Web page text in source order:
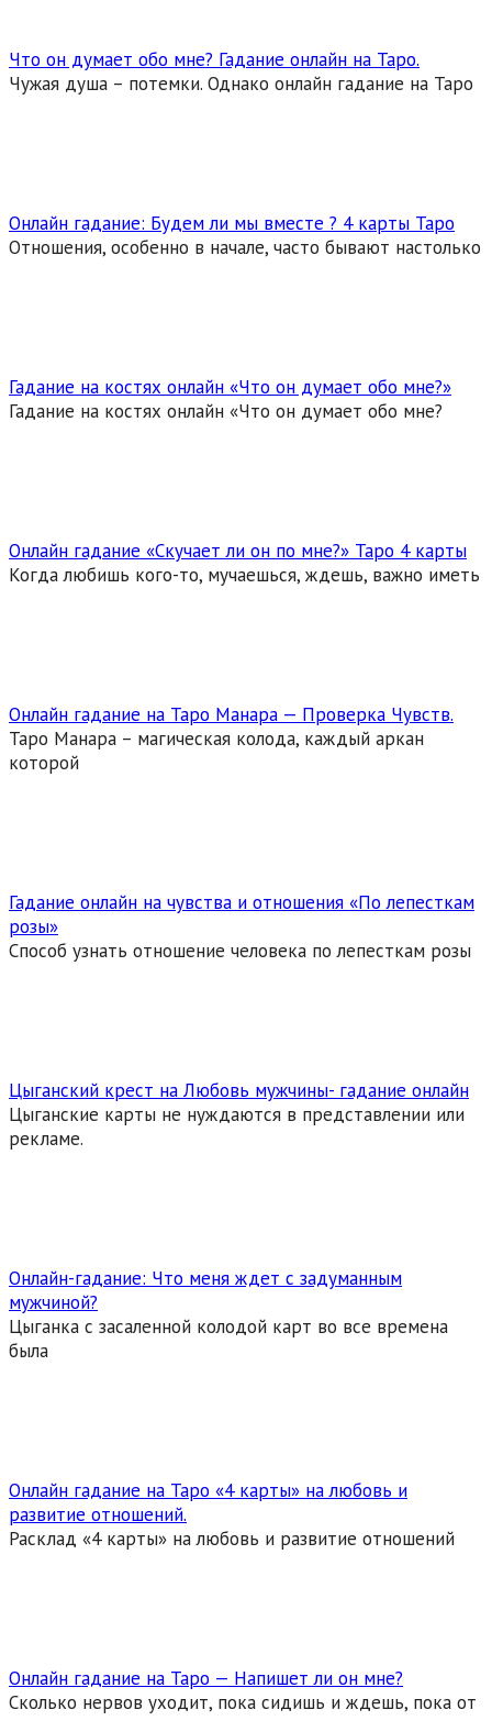
Что он думает обо мне? Гадание онлайн на Таро.
Чужая душа – потемки. Однако онлайн гадание на Таро
Онлайн гадание: Будем ли мы вместе ? 4 карты Таро
Отношения, особенно в начале, часто бывают настолько
Гадание на костях онлайн «Что он думает обо мне?»
Гадание на костях онлайн «Что он думает обо мне?
Онлайн гадание «Скучает ли он по мне?» Таро 4 карты
Когда любишь кого-то, мучаешься, ждешь, важно иметь
Онлайн гадание на Таро Манара — Проверка Чувств.
Таро Манара – магическая колода, каждый аркан
которой
Гадание онлайн на чувства и отношения «По лепесткам
розы»
Способ узнать отношение человека по лепесткам розы
Цыганский крест на Любовь мужчины- гадание онлайн
Цыганские карты не нуждаются в представлении или
рекламе.
Онлайн-гадание: Что меня ждет с задуманным
мужчиной?
Цыганка с засаленной колодой карт во все времена
была
Онлайн гадание на Таро «4 карты» на любовь и
развитие отношений.
Расклад «4 карты» на любовь и развитие отношений
Онлайн гадание на Таро — Напишет ли он мне?
Сколько нервов уходит, пока сидишь и ждешь, пока от